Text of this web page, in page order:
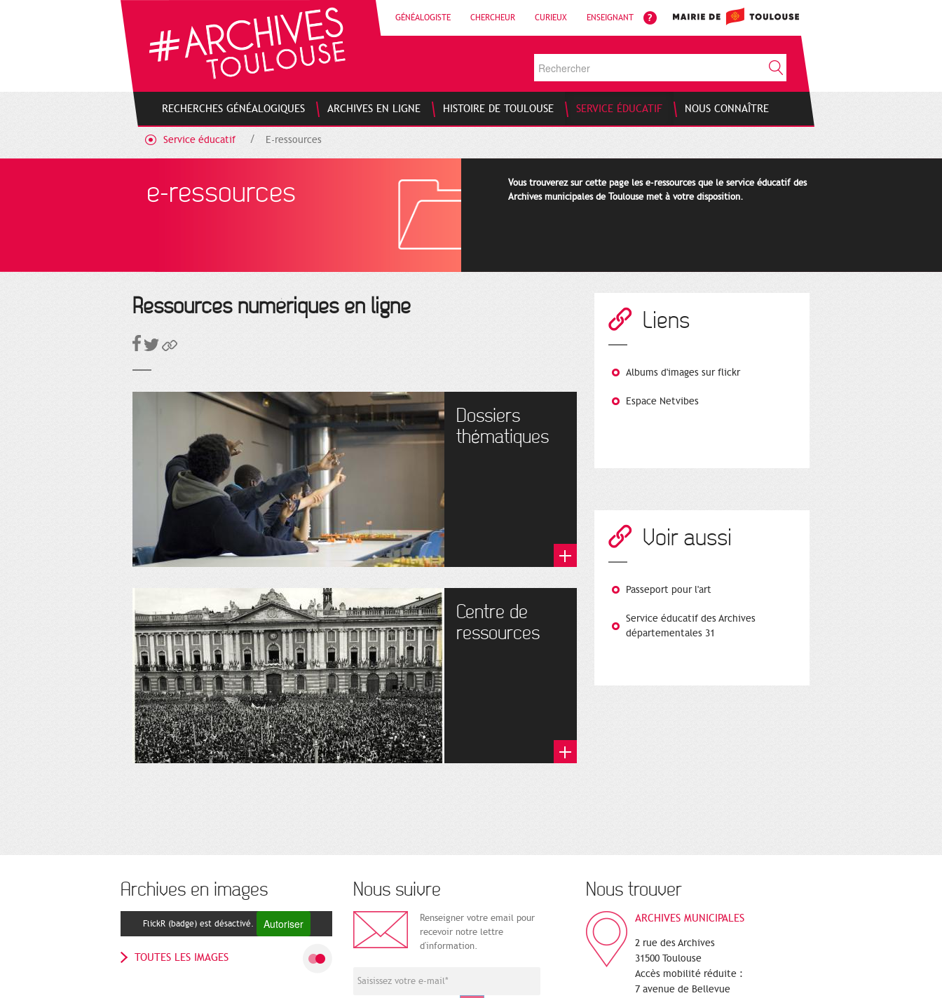
GÉNÉALOGISTE CHERCHEUR CURIEUX ENSEIGNANT
RECHERCHES GÉNÉALOGIQUES ARCHIVES EN LIGNE HISTOIRE DE TOULOUSE SERVICE ÉDUCATIF NOUS CONNAÎTRE
Service éducatif E-ressources
e-ressources
Vous trouverez sur cette page les e-ressources que le service éducatif des
Archives municipales de Toulouse met à votre disposition.
Ressources numériques en ligne
Dossiers
thématiques
Centre de
ressources
Liens
Albums d'images sur flickr
Espace Netvibes
Voir aussi
Passeport pour l'art
Service éducatif des Archives
départementales 31
Archives en images
FlickR (badge) est désactivé. Autoriser
TOUTES LES IMAGES
Nous suivre
Renseigner votre email pour
recevoir notre lettre
d'information.
Nous trouver
ARCHIVES MUNICIPALES
2 rue des Archives
31500 Toulouse
Accès mobilité réduite :
7 avenue de Bellevue
Gestion de vos préférences sur les cookies